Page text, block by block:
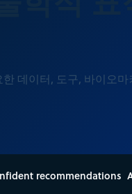
데이터, 도구, 바이오
recommendations